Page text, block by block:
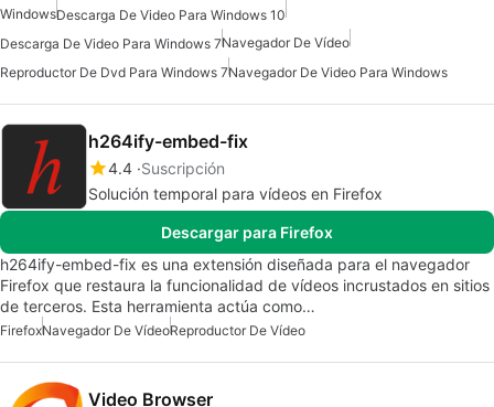
WindowsDescarga De Video Para Windows 10
Descarga De Video Para Windows 7Navegador De Vídeo
Reproductor De Dvd Para Windows 7Navegador De Video Para Windows
h264ify-embed-fix
4.4 Suscripción
Solución temporal para vídeos en Firefox
Descargar para Firefox
h264ify-embed-fix es una extensión diseñada para el navegador
Firefox que restaura la funcionalidad de vídeos incrustados en sitios
de terceros. Esta herramienta actúa como…
FirefoxNavegador De VídeoReproductor De Vídeo
Video Browser